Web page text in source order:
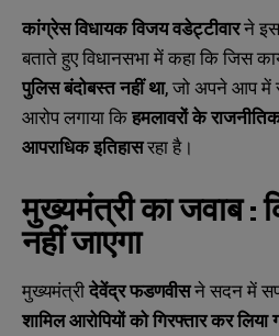
कांग्रेस विधायक विजय वडेट्टीवारने
बताते हुए विधानसभा में कहा कि जिस
पुलिस बंदोबस्त नहीं था, जो अपने आप में
आरोप लगाया किहमलावरों के
आपराधिक इतिहासरहा है।
मुख्यमंत्री का जवाब :
नहीं जाएगा
मुख्यमंत्रीदेवेंद्र फडणवीसने सदन में
शामिल आरोपियों को गिरफ्तार कर लिया